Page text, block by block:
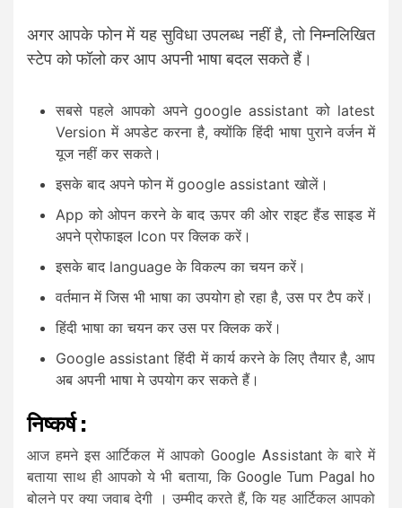
अगर आपके फोन में यह सुविधा उपलब्ध नहीं है, तो निम्नलिखित
स्टेप को फॉलो कर आप अपनी भाषा बदल सकते हैं।
सबसे पहले आपको अपने google assistant को latest
Version में अपडेट करना है, क्योंकि हिंदी भाषा पुराने वर्जन में
यूज नहीं कर सकते।
इसके बाद अपने फोन में google assistant खोलें।
App को ओपन करने के बाद ऊपर की ओर राइट हैंड साइड में
अपने प्रोफाइल Icon पर क्लिक करें।
इसके बाद language के विकल्प का चयन करें।
वर्तमान में जिस भी भाषा का उपयोग हो रहा है, उस पर टैप करें।
हिंदी भाषा का चयन कर उस पर क्लिक करें।
Google assistant हिंदी में कार्य करने के लिए तैयार है, आप
अब अपनी भाषा मे उपयोग कर सकते हैं।
निष्कर्ष :
आज हमने इस आर्टिकल में आपको Google Assistant के बारे में
बताया साथ ही आपको ये भी बताया, कि Google Tum Pagal ho
बोलने पर क्या जवाब देगी । उम्मीद करते हैं, कि यह आर्टिकल आपको